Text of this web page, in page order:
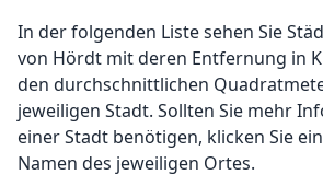
In der folgenden Liste sehen Sie
von Hördt mit deren Entfernung in
den durchschnittlichen
jeweiligen Stadt. Sollten Sie mehr
einer Stadt benötigen, klicken Sie
Namen des jeweiligen Ortes.